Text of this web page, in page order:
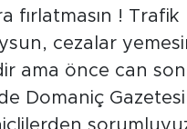
fırlatmasın ! Trafik
cezalar
ama önce can
Domaniç